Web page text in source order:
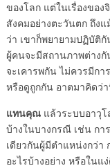
ของโลก แต่ในเรื่องของ
สังคมอย่างตะวันตก ถึง
ว่า เขาก็พยายามปฏิบัติ
ผู้คนจะมีสถานภาพต่างกั
จะเคารพกัน ไม่ควรมีก
หรือดูถูกกัน อาตมาคิดว่
แทนคุณ แล้วระบบอาวุ
บ้างในบางกรณี เช่น กา
เดียวกันผู้มีตำแหน่งกว่า
อะไรบ้างอย่าง หรือใน